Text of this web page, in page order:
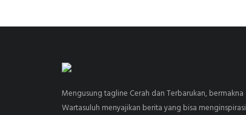
Mengusung tagline Cerah dan Terbarukan, bermakna
Wartasuluh menyajikan berita yang bisa menginspirasi